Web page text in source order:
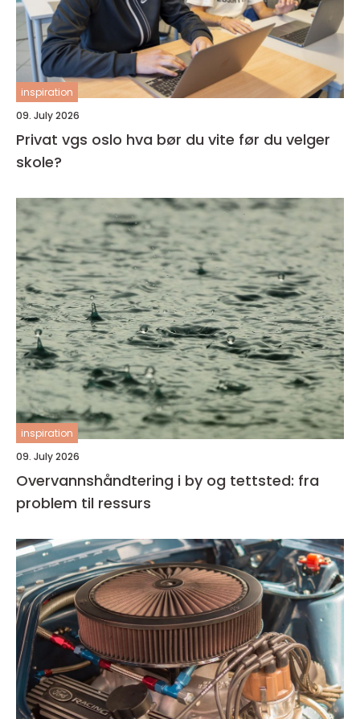
inspiration
09. July 2026
Privat vgs oslo hva bør du vite før du velger
skole?
inspiration
09. July 2026
Overvannshåndtering i by og tettsted: fra
problem til ressurs